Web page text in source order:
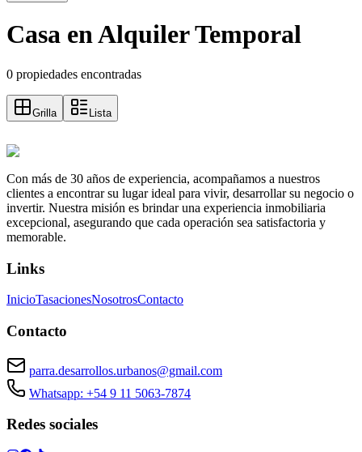
Casa en Alquiler Temporal
0 propiedades encontradas
Grilla Lista
Con más de 30 años de experiencia, acompañamos a nuestros
clientes a encontrar su lugar ideal para vivir, desarrollar su negocio o
invertir. Nuestra misión es brindar una experiencia inmobiliaria
excepcional, asegurando que cada operación sea satisfactoria y
memorable.
Links
InicioTasacionesNosotrosContacto
Contacto
parra.desarrollos.urbanos@gmail.com
Whatsapp: +54 9 11 5063-7874
Redes sociales